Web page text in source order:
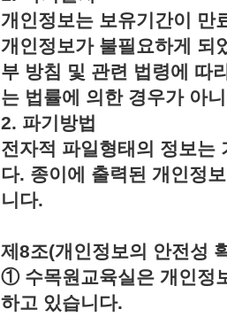
개인정보는 보유기간이 만
개인정보가 불필요하게 되
부 방침 및 관련 법령에 따
는 법률에 의한 경우가 아
2. 파기방법
전자적 파일형태의 정보는
다. 종이에 출력된 개인정
니다.
제8조(개인정보의 안전성
① 수목원교육실은 개인정
하고 있습니다.